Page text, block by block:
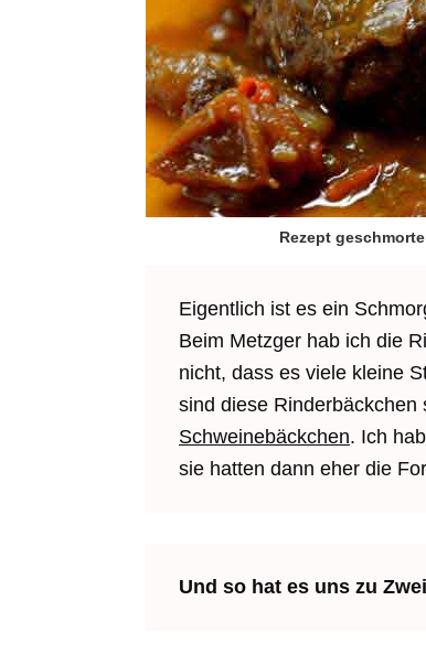
Rezept
Eigentlich ist es ein
Beim Metzger hab ich die
nicht, dass es viele kleine
sind diese
Schweinebäckchen. Ich
sie hatten dann eher die
Und so hat es uns zu